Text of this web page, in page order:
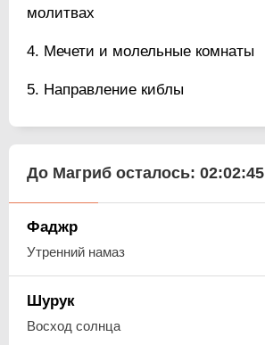
молитвах
Мечети и молельные комнаты
Направление киблы
До Магриб осталось: 02:02:44
Фаджр
Утренний намаз
Шурук
Восход солнца